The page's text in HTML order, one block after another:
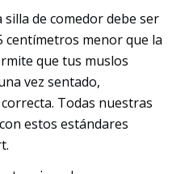
de comedor debe ser
centímetros menor que la
que tus muslos
vez sentado,
Todas nuestras
estos estándares